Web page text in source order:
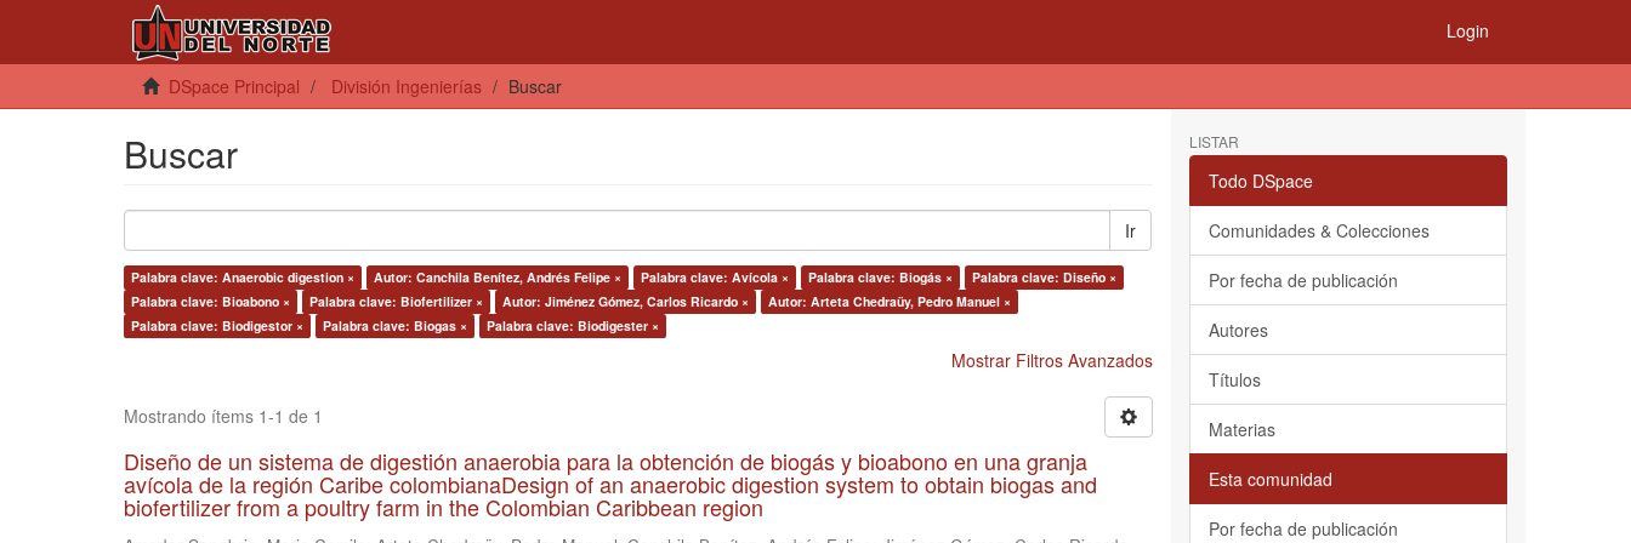
Login
DSpace Principal División Ingenierías Buscar
Buscar
Ir
Palabra clave: Anaerobic digestion × Autor: Canchila Benítez, Andrés Felipe × Palabra clave: Avícola × Palabra clave: Biogás ×
Palabra clave: Diseño ×
Palabra clave: Bioabono ×
Palabra clave: Biofertilizer × Autor: Jiménez Gómez, Carlos Ricardo ×
Autor: Arteta Chedraüy, Pedro Manuel ×
Palabra clave: Biodigestor ×
Palabra clave: Biogas × Palabra clave: Biodigester ×
Mostrar Filtros Avanzados
Mostrando ítems 1-1 de 1
Diseño de un sistema de digestión anaerobia para la obtención de biogás y bioabono en una granja
avícola de la región Caribe colombianaDesign of an anaerobic digestion system to obtain biogas and
biofertilizer from a poultry farm in the Colombian Caribbean region
LISTAR
Todo DSpace
Comunidades & Colecciones
Por fecha de publicación
Autores
Títulos
Materias
Esta comunidad
Por fecha de publicación